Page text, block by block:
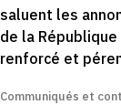
saluent les
de la République
renforcé et
Communiqués et